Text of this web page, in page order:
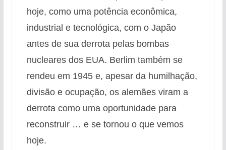
hoje, como uma potência econômica,
industrial e tecnológica, com o Japão
antes de sua derrota pelas bombas
nucleares dos EUA. Berlim também se
rendeu em 1945 e, apesar da humilhação,
divisão e ocupação, os alemães viram a
derrota como uma oportunidade para
reconstruir … e se tornou o que vemos
hoje.